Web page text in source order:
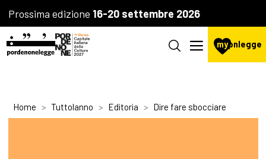
Prossima edizione 16-20 settembre 2026
mypnlegge
Home Tuttolanno Editoria Dire fare sbocciare